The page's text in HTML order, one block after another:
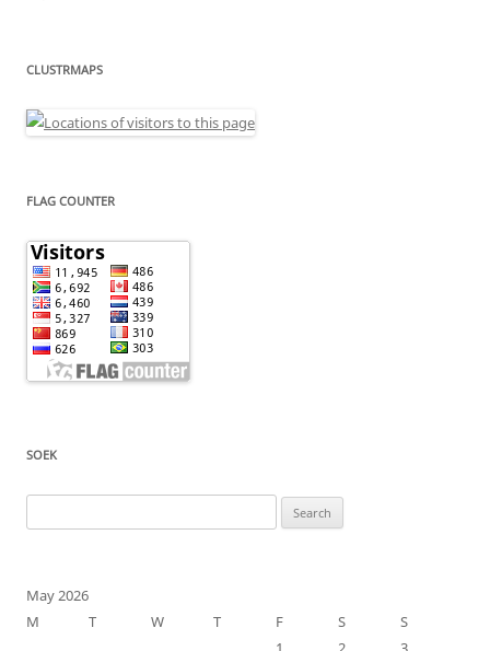
CLUSTRMAPS
FLAG COUNTER
SOEK
for:
May 2026
M
T W T F S
S